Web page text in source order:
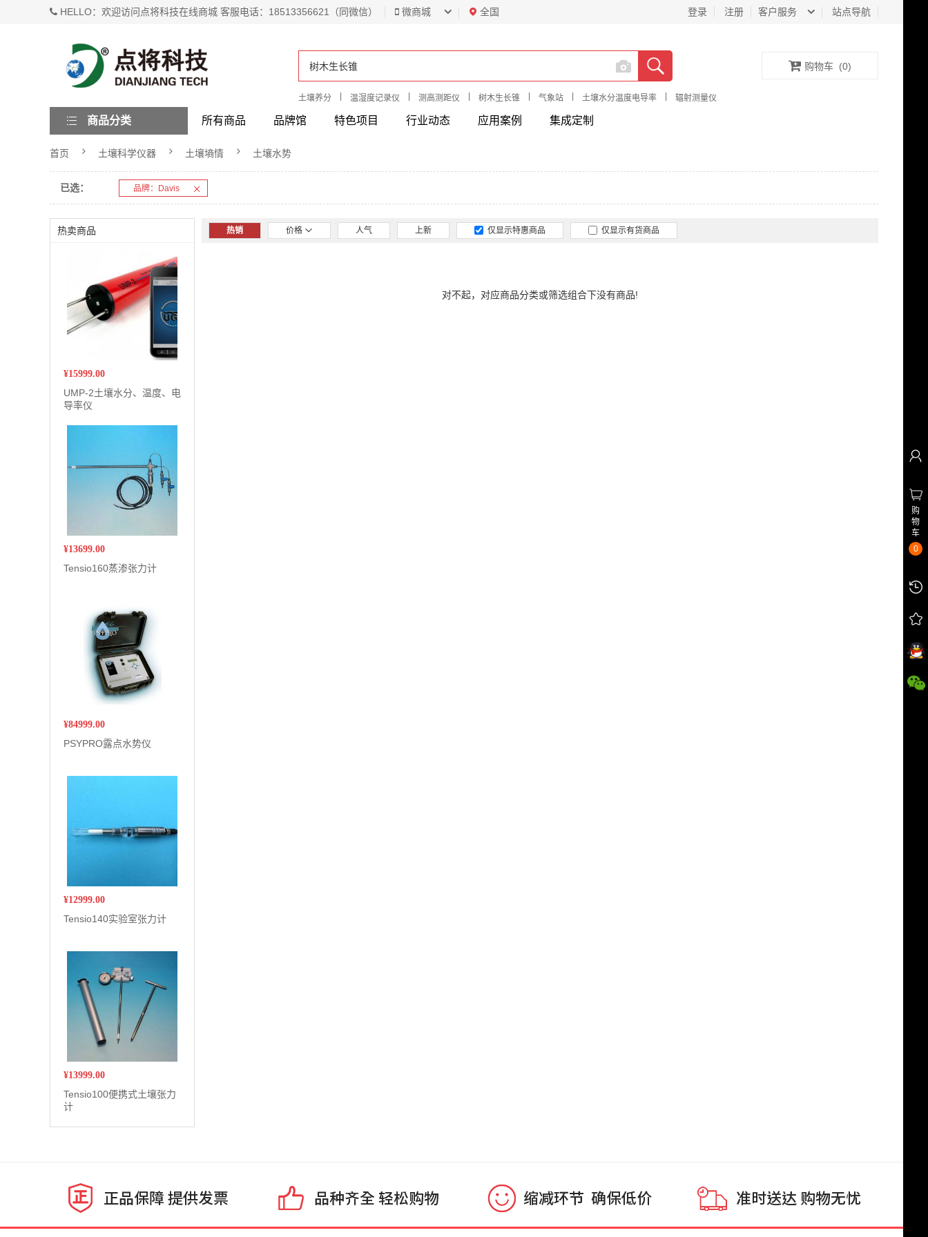
HELLO：欢迎访问点将科技在线商城 客服电话：18513356621（同微信） 微商城 全国 客户服务 站点导航
登录 注册
土壤养分 温湿度记录仪 测高测距仪 树木生长锥 气象站 土壤水分温度电导率 辐射测量仪
购物车 (0)
所有商品 品牌馆 特色项目 行业动态 应用案例 集成定制
商品分类
首页 土壤科学仪器 土壤墒情 土壤水势
已选： 品牌：Davis
热卖商品
¥15999.00
UMP-2土壤水分、温度、电
导率仪
¥13699.00
Tensio160蒸渗张力计
¥84999.00
PSYPRO露点水势仪
¥12999.00
Tensio140实验室张力计
¥13999.00
Tensio100便携式土壤张力
计
热销 价格 人气 上新 仅显示特惠商品 仅显示有货商品
对不起，对应商品分类或筛选组合下没有商品!
购
物
车
0